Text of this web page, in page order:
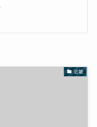
近畿